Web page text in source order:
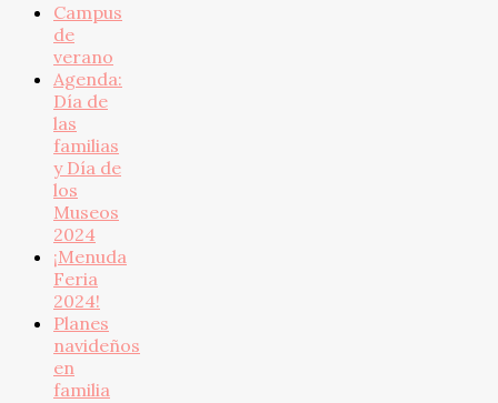
Campus
de
verano
Agenda:
Día de
las
familias
y Día de
los
Museos
2024
¡Menuda
Feria
2024!
Planes
navideños
en
familia